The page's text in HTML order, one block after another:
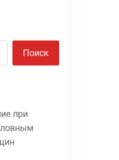
Поиск
при